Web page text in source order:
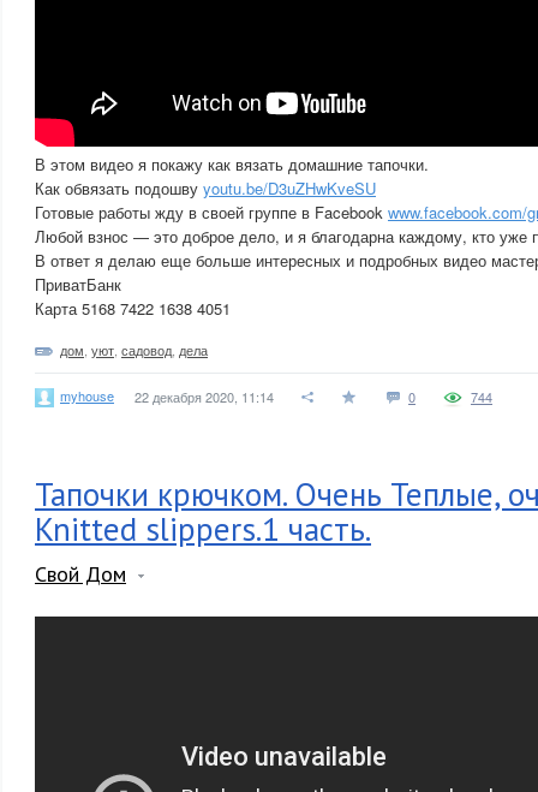
В этом видео я покажу как вязать домашние тапочки.
Как обвязать подошву youtu.be/D3uZHwKveSU
Готовые работы жду в своей группе в Facebook www.facebook.com/
Любой взнос — это доброе дело, и я благодарна каждому, кто уже
В ответ я делаю еще больше интересных и подробных видео
ПриватБанк
Карта 5168 7422 1638 4051
дом уют садовод дела
myhouse 22 декабря 2020, 11:14 0 744
Тапочки крючком. Очень Теплые,
Knitted slippers.1 часть.
Свой Дом